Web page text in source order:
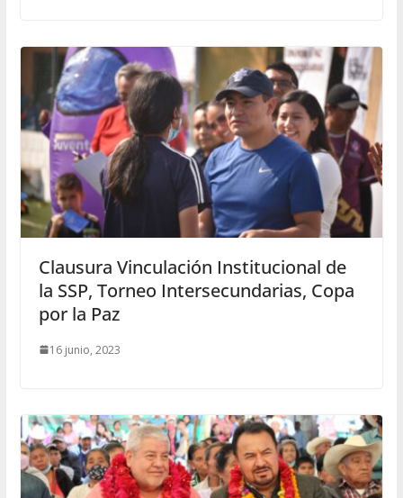
Clausura Vinculación Institucional de
la SSP, Torneo Intersecundarias, Copa
por la Paz
16 junio, 2023